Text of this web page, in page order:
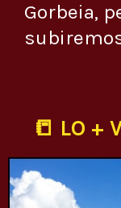
Gorbeia,
📒 LO +